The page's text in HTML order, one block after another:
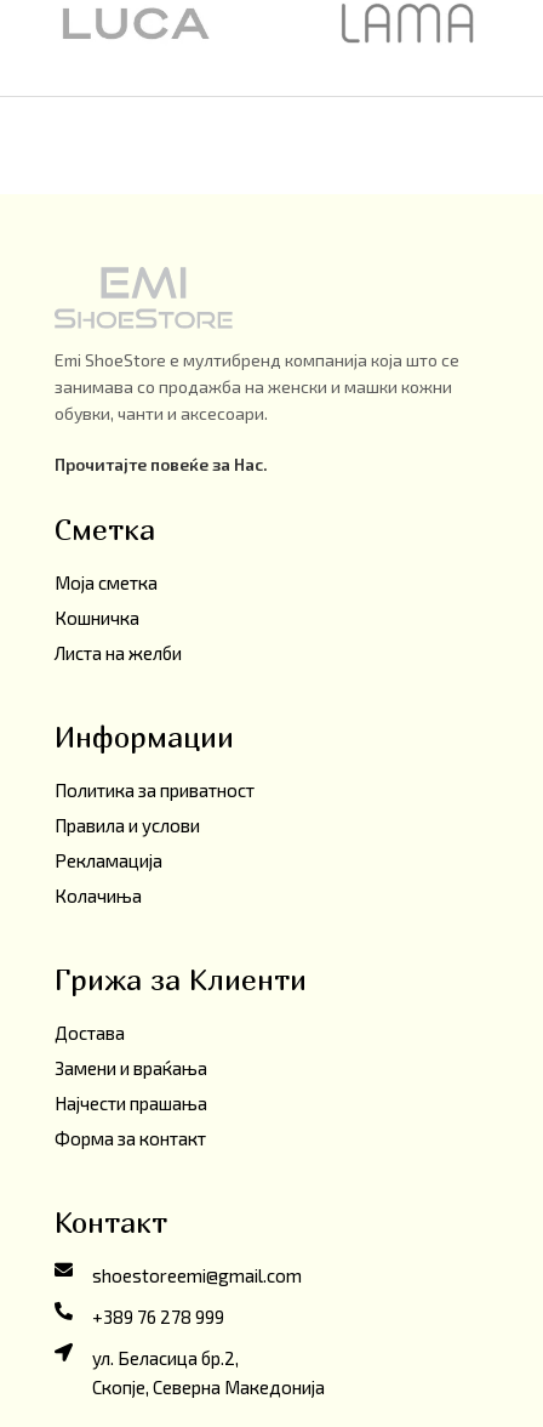
Emi ShoeStore е мултибренд компанија која што се
занимава со продажба на женски и машки кожни
обувки, чанти и аксесоари.
Прочитајте повеќе за Нас.
Сметка
Моја сметка
Кошничка
Листа на желби
Информации
Политика за приватност
Правила и услови
Рекламација
Колачиња
Грижа за Клиенти
Достава
Замени и враќања
Најчести прашања
Форма за контакт
Контакт
shoestoreemi@gmail.com
+389 76 278 999
ул. Беласица бр.2,
Скопје, Северна Македонија